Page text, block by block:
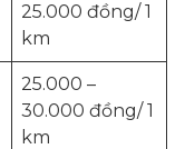
25.000 đồng/ 1
km
25.000 –
30.000 đồng/ 1
km